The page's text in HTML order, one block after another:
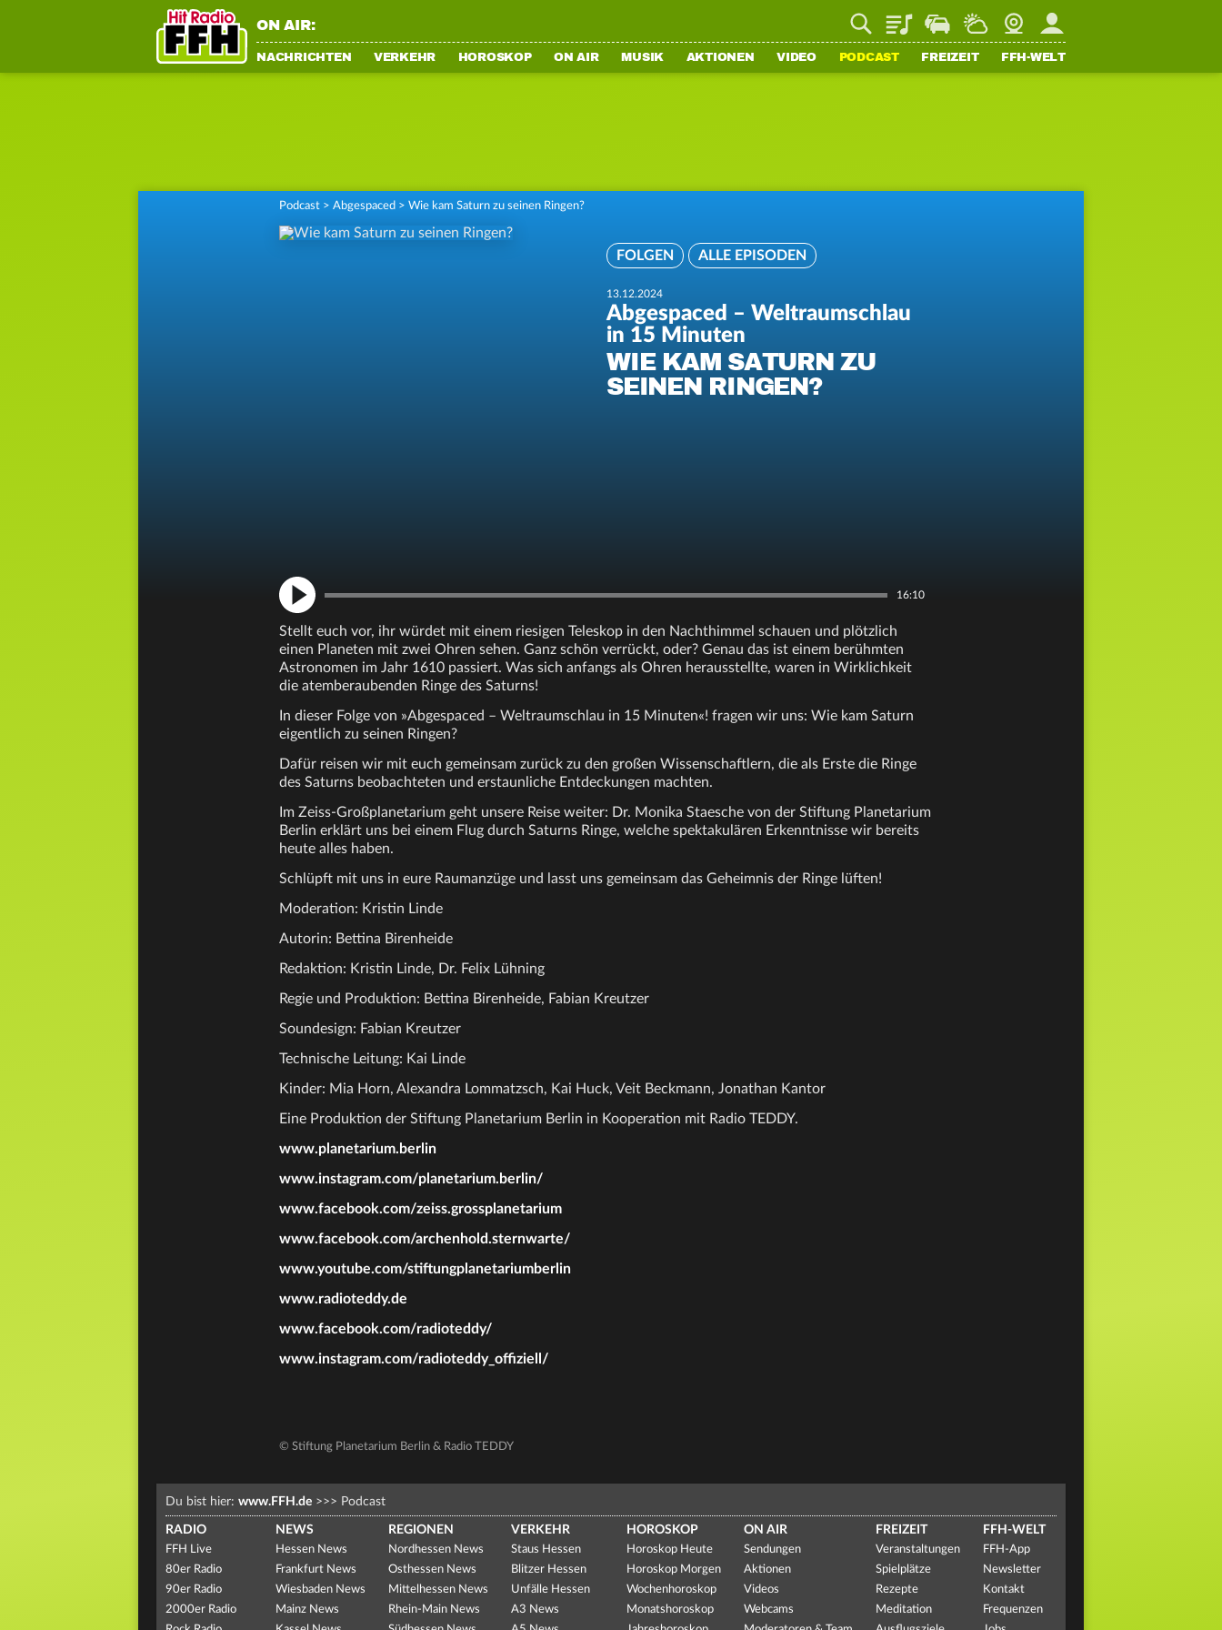
ON AIR: PlaylistStaupilotWetterWebcamMein FFH
NACHRICHTEN VERKEHR HOROSKOP ON AIR MUSIK AKTIONEN VIDEO PODCAST FREIZEIT FFH-WELT
Podcast > Abgespaced > Wie kam Saturn zu seinen Ringen?
FOLGEN ALLE EPISODEN
13.12.2024
Abgespaced – Weltraumschlau
in 15 Minuten
WIE KAM SATURN ZU
SEINEN RINGEN?
16:10
Stellt euch vor, ihr würdet mit einem riesigen Teleskop in den Nachthimmel schauen und plötzlich
einen Planeten mit zwei Ohren sehen. Ganz schön verrückt, oder? Genau das ist einem berühmten
Astronomen im Jahr 1610 passiert. Was sich anfangs als Ohren herausstellte, waren in Wirklichkeit
die atemberaubenden Ringe des Saturns!
In dieser Folge von »Abgespaced – Weltraumschlau in 15 Minuten«! fragen wir uns: Wie kam Saturn
eigentlich zu seinen Ringen?
Dafür reisen wir mit euch gemeinsam zurück zu den großen Wissenschaftlern, die als Erste die Ringe
des Saturns beobachteten und erstaunliche Entdeckungen machten.
Im Zeiss-Großplanetarium geht unsere Reise weiter: Dr. Monika Staesche von der Stiftung Planetarium
Berlin erklärt uns bei einem Flug durch Saturns Ringe, welche spektakulären Erkenntnisse wir bereits
heute alles haben.
Schlüpft mit uns in eure Raumanzüge und lasst uns gemeinsam das Geheimnis der Ringe lüften!
Moderation: Kristin Linde
Autorin: Bettina Birenheide
Redaktion: Kristin Linde, Dr. Felix Lühning
Regie und Produktion: Bettina Birenheide, Fabian Kreutzer
Soundesign: Fabian Kreutzer
Technische Leitung: Kai Linde
Kinder: Mia Horn, Alexandra Lommatzsch, Kai Huck, Veit Beckmann, Jonathan Kantor
Eine Produktion der Stiftung Planetarium Berlin in Kooperation mit Radio TEDDY.
www.planetarium.berlin
www.instagram.com/planetarium.berlin/
www.facebook.com/zeiss.grossplanetarium
www.facebook.com/archenhold.sternwarte/
www.youtube.com/stiftungplanetariumberlin
www.radioteddy.de
www.facebook.com/radioteddy/
www.instagram.com/radioteddy_offiziell/
© Stiftung Planetarium Berlin & Radio TEDDY
Du bist hier: www.FFH.de >>> Podcast
RADIO
FFH Live
80er Radio
90er Radio
2000er Radio
NEWS
Hessen News
Frankfurt News
Wiesbaden News
Mainz News
REGIONEN
Nordhessen News
Osthessen News
Mittelhessen News
Rhein-Main News
VERKEHR
Staus Hessen
Blitzer Hessen
Unfälle Hessen
A3 News
HOROSKOP
Horoskop Heute
Horoskop Morgen
Wochenhoroskop
Monatshoroskop
ON AIR
Sendungen
Aktionen
Videos
Webcams
FREIZEIT
Veranstaltungen
Spielplätze
Rezepte
Meditation
FFH-WELT
FFH-App
Newsletter
Kontakt
Frequenzen